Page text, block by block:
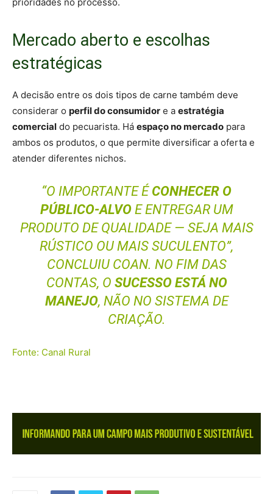
Mercado aberto e escolhas
estratégicas
A decisão entre os dois tipos de carne também deve
considerar o perfil do consumidor e a estratégia
comercial do pecuarista. Há espaço no mercado para
ambos os produtos, o que permite diversificar a oferta e
atender diferentes nichos.
“O IMPORTANTE É CONHECER O
PÚBLICO-ALVOE ENTREGAR UM
PRODUTO DE QUALIDADE — SEJA MAIS
RÚSTICO OU MAIS SUCULENTO”,
CONCLUIU COAN. NO FIM DAS
CONTAS, O SUCESSO ESTÁ NO
MANEJO, NÃO NO SISTEMA DE
CRIAÇÃO.
Fonte: Canal Rural